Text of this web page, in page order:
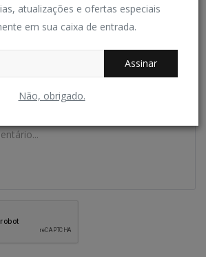
atualizações e ofertas especiais
em sua caixa de entrada.
Assinar
Não, obrigado.